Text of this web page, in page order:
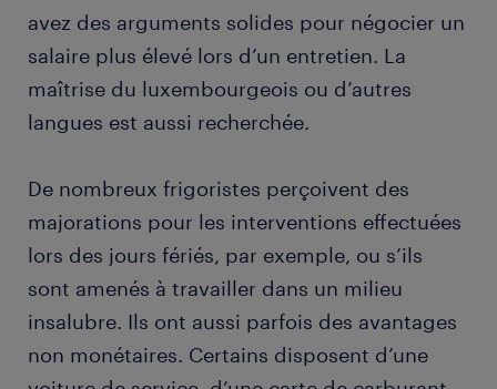
avez des arguments solides pour négocier un
salaire plus élevé lors d’un entretien. La
maîtrise du luxembourgeois ou d’autres
langues est aussi recherchée.
De nombreux frigoristes perçoivent des
majorations pour les interventions effectuées
lors des jours fériés, par exemple, ou s’ils
sont amenés à travailler dans un milieu
insalubre. Ils ont aussi parfois des avantages
non monétaires. Certains disposent d’une